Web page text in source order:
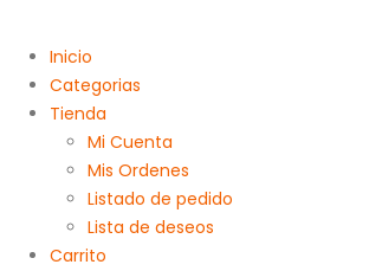
Inicio
Categorias
Tienda
Mi Cuenta
Mis Ordenes
Listado de pedido
Lista de deseos
Carrito